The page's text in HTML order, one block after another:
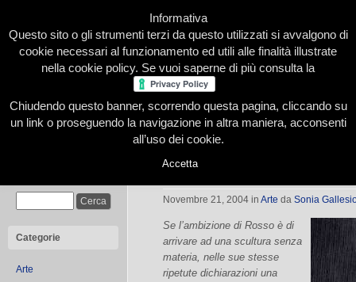
Home Presentazione Redazione Le nostre firme
Categorie
Arte
Rosso e la fotografia
Novembre 21, 2004 in Arte da Sonia
Se l’ambizione di Rosso è di
arrivare ad una scultura senza
materia, nelle sue stesse
ripetute dichiarazioni una
Informativa
Questo sito o gli strumenti terzi da questo utilizzati si avvalgono di
cookie necessari al funzionamento ed utili alle finalità illustrate
nella cookie policy. Se vuoi saperne di più consulta la
Chiudendo questo banner, scorrendo questa pagina, cliccando su
un link o proseguendo la navigazione in altra maniera, acconsenti
all’uso dei cookie.
Accetta